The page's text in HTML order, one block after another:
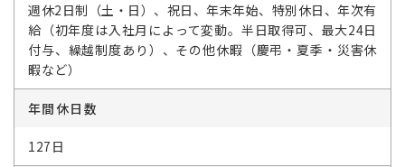
週休2日制（土・日）、祝日、年末年始、特別休日、年次有
給（初年度は入社月によって変動。半日取得可、最大24日
付与、繰越制度あり）、その他休暇（慶弔・夏季・災害休
暇など）
年間休日数
127日